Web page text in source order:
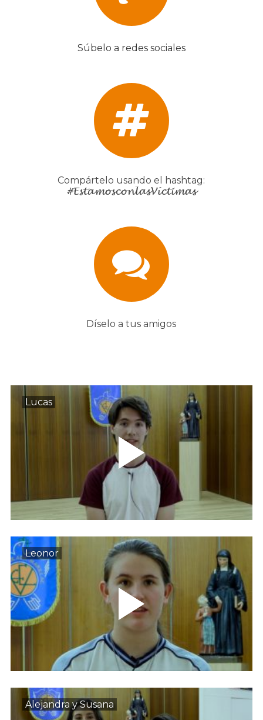
Súbelo a redes sociales
Compártelo usando el hashtag:
#EstamosconlasVíctimas
Díselo a tus amigos
Lucas
Leonor
Alejandra y Susana